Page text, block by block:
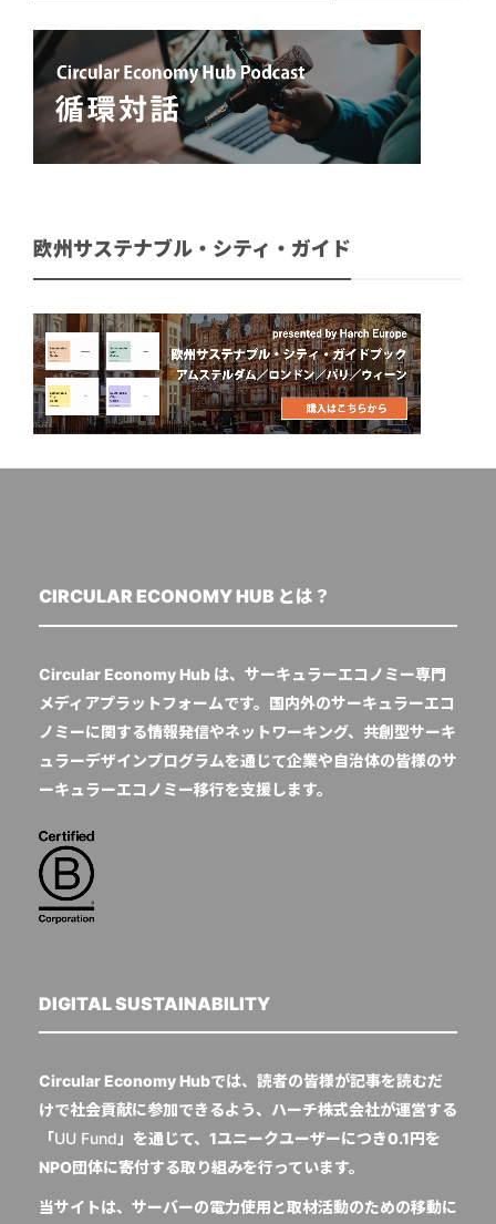
欧州サステナブル・シティ・ガイド
CIRCULAR ECONOMY HUB とは？
Circular Economy Hub は、サーキュラーエコノミー専門
メディアプラットフォームです。国内外のサーキュラーエコ
ノミーに関する情報発信やネットワーキング、共創型サーキ
ュラーデザインプログラムを通じて企業や自治体の皆様のサ
ーキュラーエコノミー移行を支援します。
DIGITAL SUSTAINABILITY
Circular Economy Hubでは、読者の皆様が記事を読むだ
けで社会貢献に参加できるよう、ハーチ株式会社が運営する
「UU Fund 」を通じて、1ユニークユーザーにつき0.1円を
NPO団体に寄付する取り組みを行っています。
当サイトは、サーバーの電力使用と取材活動のための移動に